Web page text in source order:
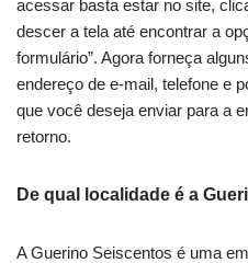
acessar basta estar no site,
descer a tela até encontrar a
formulário”. Agora forneça
endereço de e-mail, telefone e
que você deseja enviar para a
retorno.
De qual localidade é a
A Guerino Seiscentos é uma